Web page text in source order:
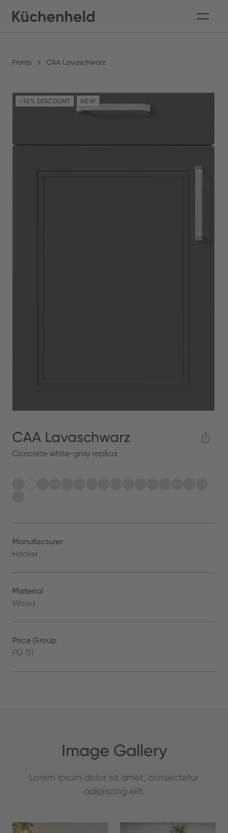
Fronts CAA Lavaschwarz
-10% DISCOUNT NEW
CAA Lavaschwarz
Concrete white-gray replica
Manufacturer
Häcker
Material
Wood
Price Group
PG 01
Image Gallery
Lorem ipsum dolor sit amet, consectetur
adipiscing elit.